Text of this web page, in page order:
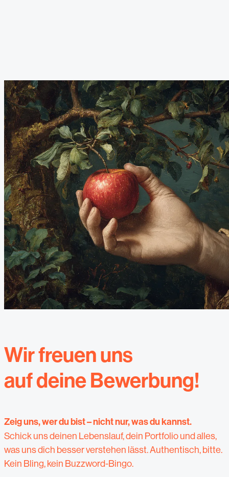
Wir denken weiter. Mit Konzept. Mit Haltung. Und mit dem Mut,
Bekanntes neu zu kombinieren.
Wir arbeiten miteinander, nicht gegeneinander. Verlässlich, offen
und auf Augenhöhe – intern wie mit Kund*innen.
Wir freuen uns
auf deine Bewerbung!
Zeig uns, wer du bist – nicht nur, was du kannst.
Schick uns deinen Lebenslauf, dein Portfolio und alles,
was uns dich besser verstehen lässt. Authentisch, bitte.
Kein Bling, kein Buzzword-Bingo.